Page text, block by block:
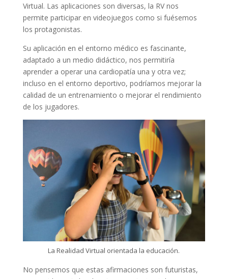
Virtual. Las aplicaciones son diversas, la RV nos
permite participar en videojuegos como si fuésemos
los protagonistas.
Su aplicación en el entorno médico es fascinante,
adaptado a un medio didáctico, nos permitiría
aprender a operar una cardiopatía una y otra vez;
incluso en el entorno deportivo, podríamos mejorar la
calidad de un entrenamiento o mejorar el rendimiento
de los jugadores.
La Realidad Virtual orientada la educación.
No pensemos que estas afirmaciones son futuristas,